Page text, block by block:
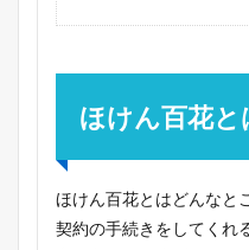
ほけん百花と
ほけん百花とはどんなと
契約の手続きをしてくれ